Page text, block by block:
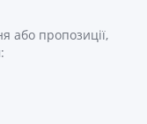
або пропозиції,